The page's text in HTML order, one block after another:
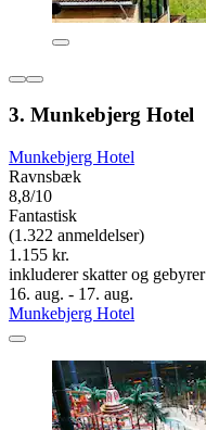
3. Munkebjerg Hotel
Munkebjerg Hotel
Ravnsbæk
8,8/10
Fantastisk
(1.322 anmeldelser)
1.155 kr.
inkluderer skatter og gebyrer
16. aug. - 17. aug.
Munkebjerg Hotel